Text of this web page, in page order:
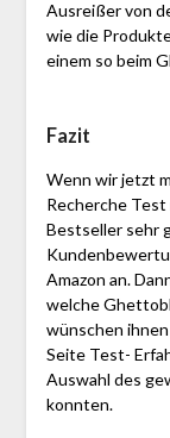
Ausreißer von
wie die
einem so beim
Fazit
Wenn wir jetzt
Recherche
Bestseller sehr
Amazon an.
welche
wünschen
Seite Test-
Auswahl des
konnten.